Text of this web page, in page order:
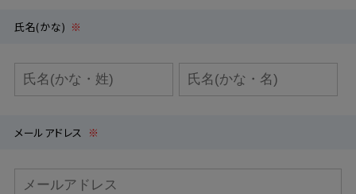
氏名(かな) ※
メールアドレス ※